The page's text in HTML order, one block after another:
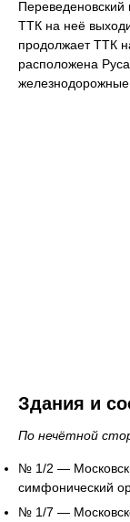
Переведеновский
ТТК на неё
продолжает ТТК
расположена
Здания и
По нечётной
№ 1/2 —
симфонический
№ 1/7 —